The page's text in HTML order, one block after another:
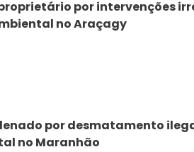
por intervenções
no Araçagy
por desmatamento
no Maranhão